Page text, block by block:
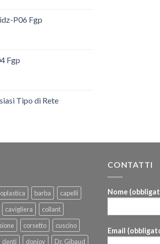
P06 Fgp
Fgp
Tipo di Rete
barba
capelli
cavigliera
collant
corsetto
cuscino
denti donjoy Dr. Gibaud
CONTATTI
Nome
Email